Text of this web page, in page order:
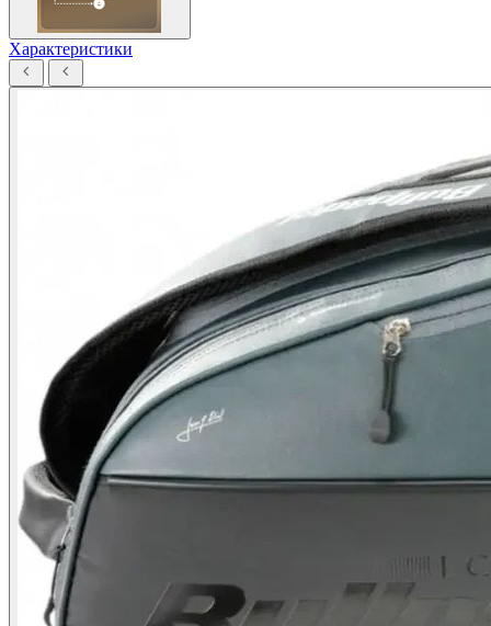
Характеристики